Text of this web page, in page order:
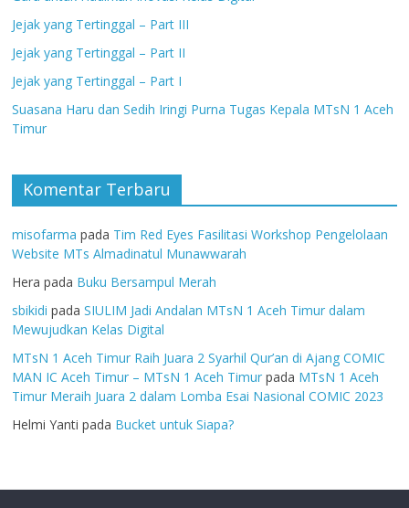
Jejak yang Tertinggal – Part III
Jejak yang Tertinggal – Part II
Jejak yang Tertinggal – Part I
Suasana Haru dan Sedih Iringi Purna Tugas Kepala MTsN 1 Aceh
Timur
Komentar Terbaru
misofarma pada Tim Red Eyes Fasilitasi Workshop Pengelolaan
Website MTs Almadinatul Munawwarah
Hera pada Buku Bersampul Merah
sbikidi padaSIULIM Jadi Andalan MTsN 1 Aceh Timur dalam
Mewujudkan Kelas Digital
MTsN 1 Aceh Timur Raih Juara 2 Syarhil Qur’an di Ajang COMIC
MAN IC Aceh Timur – MTsN 1 Aceh Timur pada MTsN 1 Aceh
Timur Meraih Juara 2 dalam Lomba Esai Nasional COMIC 2023
Helmi Yanti pada Bucket untuk Siapa?